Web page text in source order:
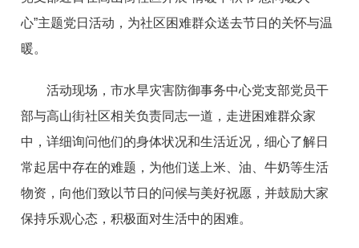
心”主题党日活动，为社区困难群众送去节日的关怀与温
暖。
活动现场，市水旱灾害防御事务中心党支部党员干
部与高山街社区相关负责同志一道，走进困难群众家
中，详细询问他们的身体状况和生活近况，细心了解日
常起居中存在的难题，为他们送上米、油、牛奶等生活
物资，向他们致以节日的问候与美好祝愿，并鼓励大家
保持乐观心态，积极面对生活中的困难。